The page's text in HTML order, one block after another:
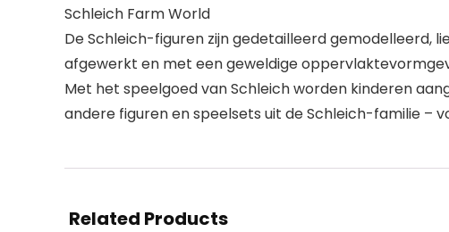
Schleich Farm World
De Schleich-figuren zijn gedetailleerd gemodelleerd,
afgewerkt en met een geweldige
Met het speelgoed van Schleich worden kinderen
andere figuren en speelsets uit de Schleich-familie –
Related Products